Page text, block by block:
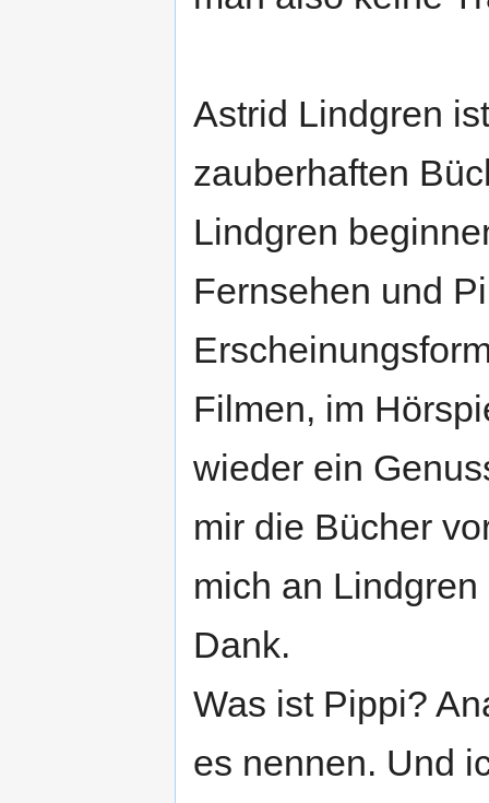
Astrid Lindgren
zauberhaften
Lindgren
Fernsehen und
Filmen, im
wieder ein
mir die Bücher
mich an
Dank.
Was ist Pippi?
es nennen. Und